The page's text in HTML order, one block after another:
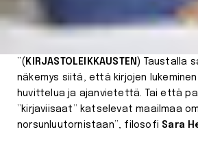
”( KIRJASTOLEIKKAUSTEN ) Taustalla
näkemys siitä, että kirjojen lukeminen
huvittelua ja ajanvietettä. Tai että
”kirjaviisaat” katselevat maailmaa
norsunluutornistaan”, filosofi Sara